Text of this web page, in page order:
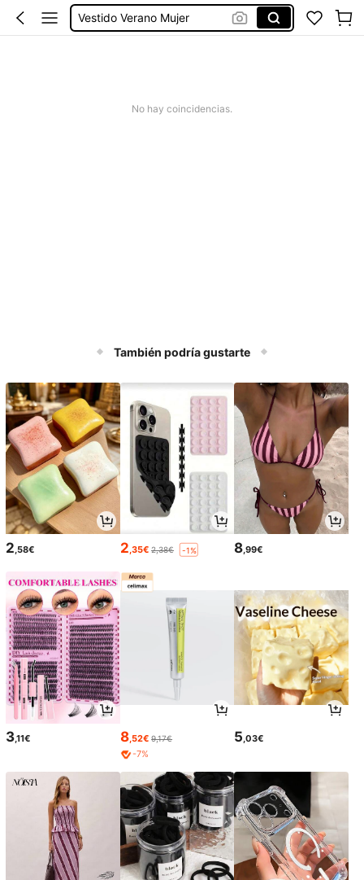
Bikinis Mujer
Vestido Verano Mujer
No hay coincidencias.
También podría gustarte
2 ,58€ 2 ,35€ 2,38€ -1% 8 ,99€
3,11€ 8,52€ 9,17€
-7%
5,03€